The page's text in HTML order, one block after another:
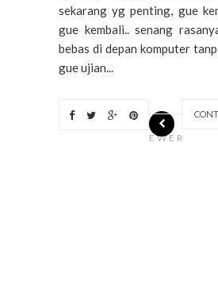
sekarang yg penting, gue
gue kembali.. senang
bebas di depan komputer
gue ujian...
EWER